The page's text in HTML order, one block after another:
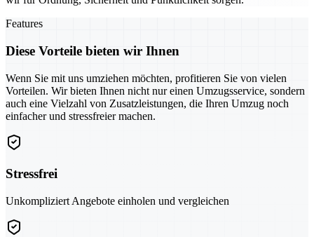
Features
Diese Vorteile bieten wir Ihnen
Wenn Sie mit uns umziehen möchten, profitieren Sie von vielen
Vorteilen. Wir bieten Ihnen nicht nur einen Umzugsservice, sondern
auch eine Vielzahl von Zusatzleistungen, die Ihren Umzug noch
einfacher und stressfreier machen.
Stressfrei
Unkompliziert Angebote einholen und vergleichen